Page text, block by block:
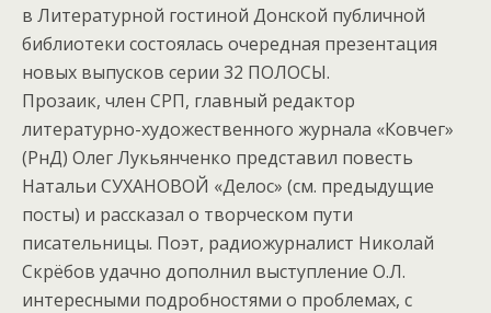
в Литературной гостиной Донской публичной
библиотеки состоялась очередная презентация
новых выпусков серии 32 ПОЛОСЫ.
Прозаик, член СРП, главный редактор
литературно-художественного журнала «Ковчег»
(РнД) Олег Лукьянченко представил повесть
Натальи СУХАНОВОЙ «Делос» (см. предыдущие
посты) и рассказал о творческом пути
писательницы. Поэт, радиожурналист Николай
Скрёбов удачно дополнил выступление О.Л.
интересными подробностями о проблемах, с